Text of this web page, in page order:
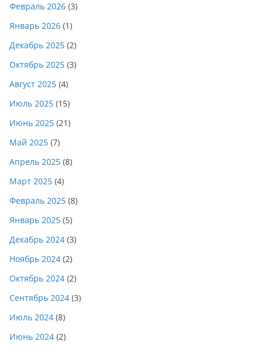
Февраль 2026 (3)
Январь 2026 (1)
Декабрь 2025 (2)
Октябрь 2025 (3)
Август 2025 (4)
Июль 2025 (15)
Июнь 2025 (21)
Май 2025 (7)
Апрель 2025 (8)
Март 2025 (4)
Февраль 2025 (8)
Январь 2025 (5)
Декабрь 2024 (3)
Ноябрь 2024 (2)
Октябрь 2024 (2)
Сентябрь 2024 (3)
Июль 2024 (8)
Июнь 2024 (2)